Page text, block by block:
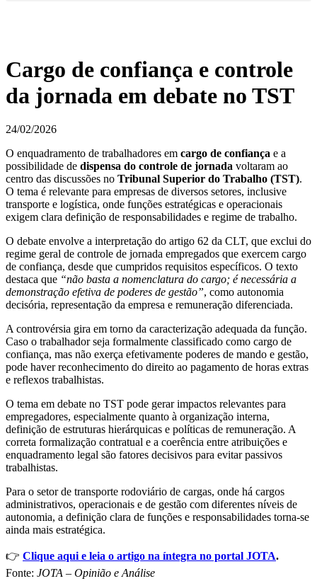
Cargo de confiança e controle
da jornada em debate no TST
24/02/2026
O enquadramento de trabalhadores em cargo de confiança e a
possibilidade de dispensa do controle de jornada voltaram ao
centro das discussões no Tribunal Superior do Trabalho (TST).
O tema é relevante para empresas de diversos setores, inclusive
transporte e logística, onde funções estratégicas e operacionais
exigem clara definição de responsabilidades e regime de trabalho.
O debate envolve a interpretação do artigo 62 da CLT, que exclui do
regime geral de controle de jornada empregados que exercem cargo
de confiança, desde que cumpridos requisitos específicos. O texto
destaca que “não basta a nomenclatura do cargo; é necessária a
demonstração efetiva de poderes de gestão”, como autonomia
decisória, representação da empresa e remuneração diferenciada.
A controvérsia gira em torno da caracterização adequada da função.
Caso o trabalhador seja formalmente classificado como cargo de
confiança, mas não exerça efetivamente poderes de mando e gestão,
pode haver reconhecimento do direito ao pagamento de horas extras
e reflexos trabalhistas.
O tema em debate no TST pode gerar impactos relevantes para
empregadores, especialmente quanto à organização interna,
definição de estruturas hierárquicas e políticas de remuneração. A
correta formalização contratual e a coerência entre atribuições e
enquadramento legal são fatores decisivos para evitar passivos
trabalhistas.
Para o setor de transporte rodoviário de cargas, onde há cargos
administrativos, operacionais e de gestão com diferentes níveis de
autonomia, a definição clara de funções e responsabilidades torna-se
ainda mais estratégica.
👉 Clique aqui e leia o artigo na íntegra no portal JOTA.
Fonte: JOTA – Opinião e Análise